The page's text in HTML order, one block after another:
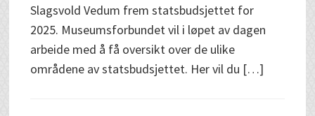
Slagsvold Vedum frem statsbudsjettet for
2025. Museumsforbundet vil i løpet av dagen
arbeide med å få oversikt over de ulike
områdene av statsbudsjettet. Her vil du […]